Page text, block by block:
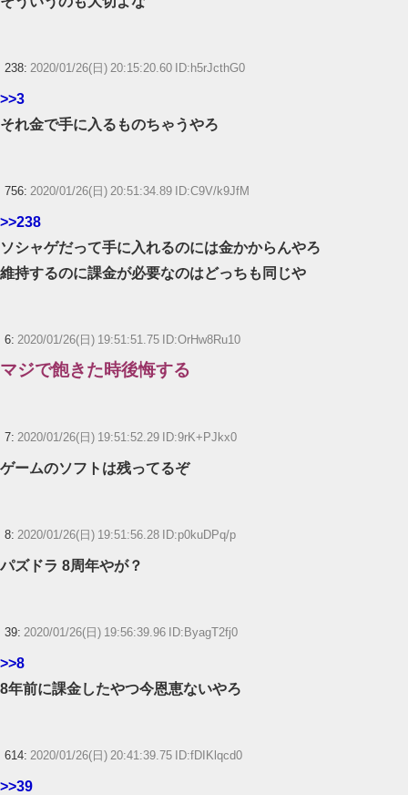
238: 2020/01/26(日) 20:15:20.60 ID:h5rJcthG0
>>3
それ金で手に入るものちゃうやろ
756: 2020/01/26(日) 20:51:34.89 ID:C9V/k9JfM
>>238
ソシャゲだって手に入れるのには金かからんやろ
維持するのに課金が必要なのはどっちも同じや
6: 2020/01/26(日) 19:51:51.75 ID:OrHw8Ru10
マジで飽きた時後悔する
7: 2020/01/26(日) 19:51:52.29 ID:9rK+PJkx0
ゲームのソフトは残ってるぞ
8: 2020/01/26(日) 19:51:56.28 ID:p0kuDPq/p
パズドラ 8周年やが？
39: 2020/01/26(日) 19:56:39.96 ID:ByagT2fj0
>>8
8年前に課金したやつ今恩恵ないやろ
614: 2020/01/26(日) 20:41:39.75 ID:fDIKlqcd0
>>39